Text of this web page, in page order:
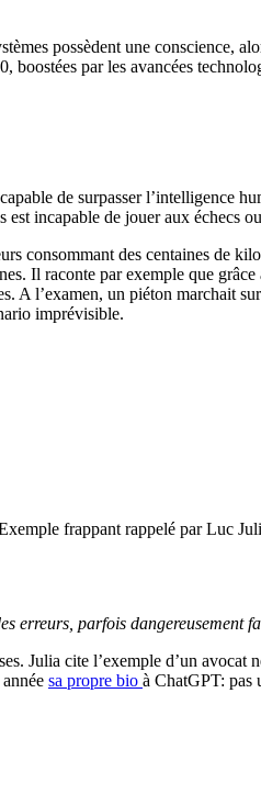
possèdent une conscience,
boostées par les avancées
de surpasser l’intelligence
incapable de jouer aux échecs
consommant des centaines de
Il raconte par exemple que
A l’examen, un piéton marchait
imprévisible.
frappant rappelé par Luc
erreurs, parfois dangereusement
Julia cite l’exemple d’un
sa propre bio à ChatGPT: pas